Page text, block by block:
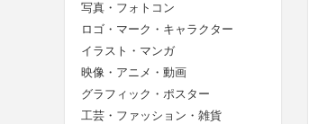
写真・フォトコン
ロゴ・マーク・キャラクター
イラスト・マンガ
映像・アニメ・動画
グラフィック・ポスター
工芸・ファッション・雑貨